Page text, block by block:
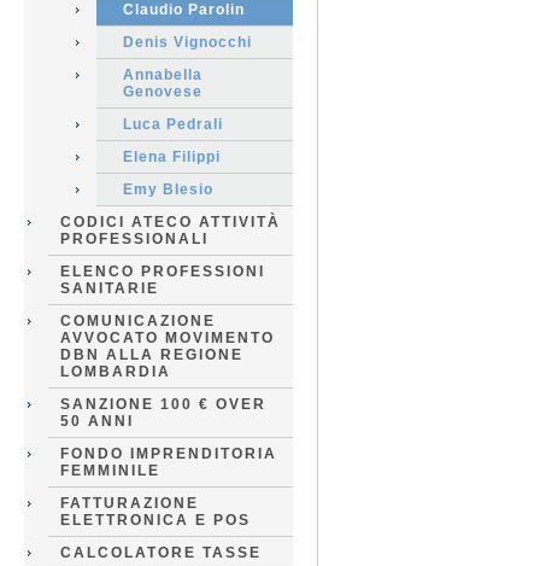
Claudio Parolin
Denis Vignocchi
Annabella
Genovese
Luca Pedrali
Elena Filippi
Emy Blesio
CODICI ATECO ATTIVITÀ
PROFESSIONALI
ELENCO PROFESSIONI
SANITARIE
COMUNICAZIONE
AVVOCATO MOVIMENTO
DBN ALLA REGIONE
LOMBARDIA
SANZIONE 100 € OVER
50 ANNI
FONDO IMPRENDITORIA
FEMMINILE
FATTURAZIONE
ELETTRONICA E POS
CALCOLATORE TASSE